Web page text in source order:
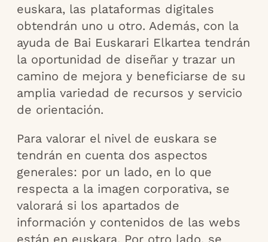
euskara, las plataformas digitales
obtendrán uno u otro. Además, con la
ayuda de Bai Euskarari Elkartea tendrán
la oportunidad de diseñar y trazar un
camino de mejora y beneficiarse de su
amplia variedad de recursos y servicio
de orientación.
Para valorar el nivel de euskara se
tendrán en cuenta dos aspectos
generales: por un lado, en lo que
respecta a la imagen corporativa, se
valorará si los apartados de
información y contenidos de las webs
están en euskara. Por otro lado, se